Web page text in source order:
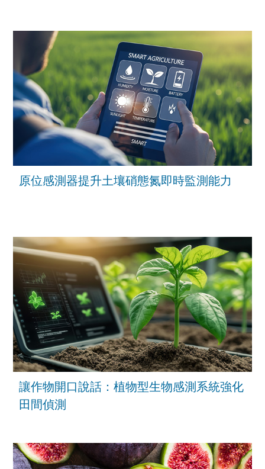
原位感測器提升土壤硝態氮即時監測能力
讓作物開口說話：植物型生物感測系統強化
田間偵測